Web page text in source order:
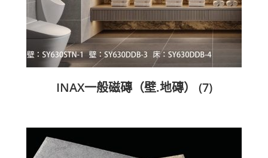
INAX一般磁磚（壁.地磚） (7)